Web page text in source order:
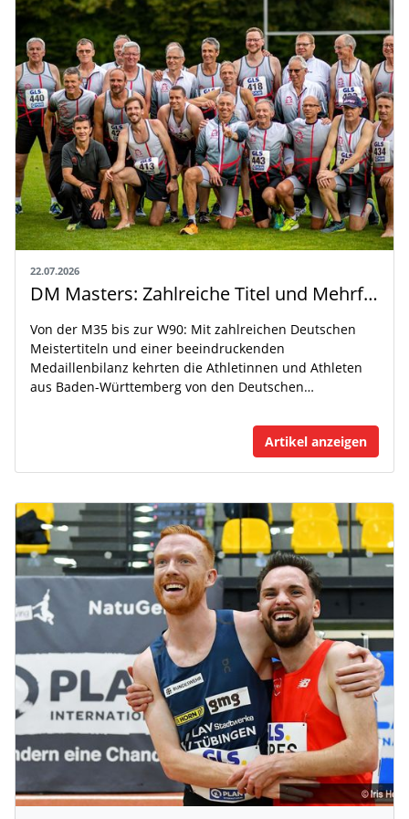
22.07.2026
DM Masters: Zahlreiche Titel und Mehrfach-Medaillen-Sammler
Von der M35 bis zur W90: Mit zahlreichen Deutschen
Meistertiteln und einer beeindruckenden
Medaillenbilanz kehrten die Athletinnen und Athleten
aus Baden-Württemberg von den Deutschen…
Artikel anzeigen